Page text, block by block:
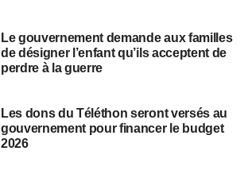
Le gouvernement demande aux familles
de désigner l’enfant qu’ils acceptent de
perdre à la guerre
Les dons du Téléthon seront versés au
gouvernement pour financer le budget
2026